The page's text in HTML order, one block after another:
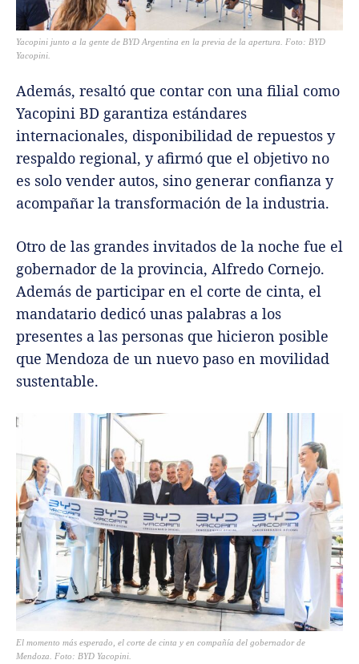
Yacopini junto a la gente de BYD Argentina en la previa de la apertura. Foto: BYD
Yacopini.
Además, resaltó que contar con una filial como
Yacopini BD garantiza estándares
internacionales, disponibilidad de repuestos y
respaldo regional, y afirmó que el objetivo no
es solo vender autos, sino generar confianza y
acompañar la transformación de la industria.
Otro de las grandes invitados de la noche fue el
gobernador de la provincia, Alfredo Cornejo.
Además de participar en el corte de cinta, el
mandatario dedicó unas palabras a los
presentes a las personas que hicieron posible
que Mendoza de un nuevo paso en movilidad
sustentable.
El momento más esperado, el corte de cinta y en compañía del gobernador de
Mendoza. Foto: BYD Yacopini.